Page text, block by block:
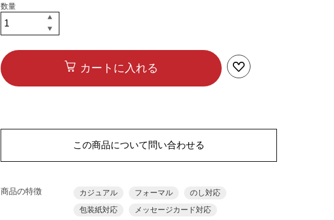
カートに入れる
この商品について問い合わせる
商品の特徴 カジュアル フォーマル
のし対応
包装紙対応
メッセージカード対応